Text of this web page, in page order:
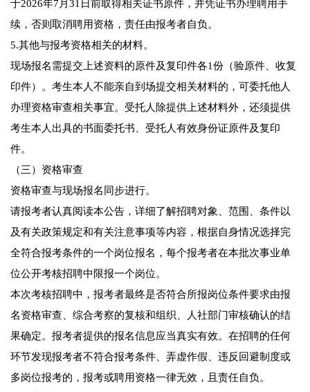
于2026年7月31日前取得相关证书原件，并凭证书办理聘用手
续，否则取消聘用资格，责任由报考者自负。
5.其他与报考资格相关的材料。
现场报名需提交上述资料的原件及复印件各1份（验原件、收复
印件）。考生本人不能亲自到场提交相关材料的，可委托他人
办理资格审查相关事宜。受托人除提供上述材料外，还须提供
考生本人出具的书面委托书、受托人有效身份证原件及复印
件。
（三）资格审查
资格审查与现场报名同步进行。
请报考者认真阅读本公告，详细了解招聘对象、范围、条件以
及有关政策规定和有关注意事项等内容，根据自身情况选择完
全符合报考条件的一个岗位报名，每个报考者在本批次事业单
位公开考核招聘中限报一个岗位。
本次考核招聘中，报考者最终是否符合所报岗位条件要求由报
名资格审查、综合考察的复核和组织、人社部门审核确认的结
果确定。报考者提供的报名信息应当真实有效。在招聘的任何
环节发现报考者不符合报考条件、弄虚作假、违反回避制度或
多岗位报考的，报考或聘用资格一律无效，且责任自负。